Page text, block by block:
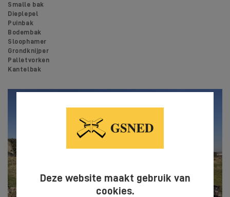
Deze website maakt gebruik van
cookies.
Smalle bak
Dieplepel
Puinbak
Bodembak
Sloophamer
Grondknijper
Palletvorken
Kantelbak